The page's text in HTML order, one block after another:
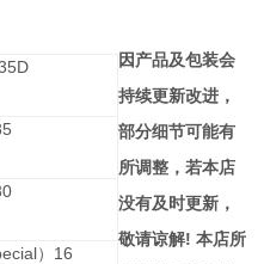
）16
因产品及包装会
持续更新改进，
部分细节可能有
所调整，若本店
没有及时更新，
敬请谅解! 本店所